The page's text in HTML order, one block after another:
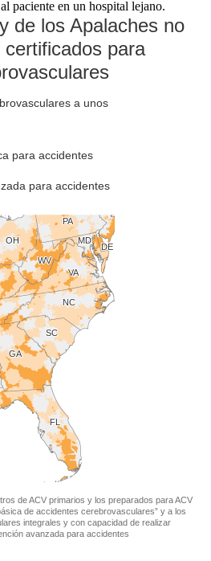
paciente en un hospital lejano.